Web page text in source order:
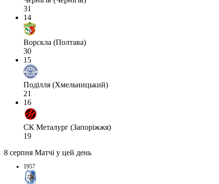
31
14
Ворскла (Полтава)
30
15
Поділля (Хмельницький)
21
16
СК Металург (Запоріжжя)
19
8 серпня Матчі у цей день
1957